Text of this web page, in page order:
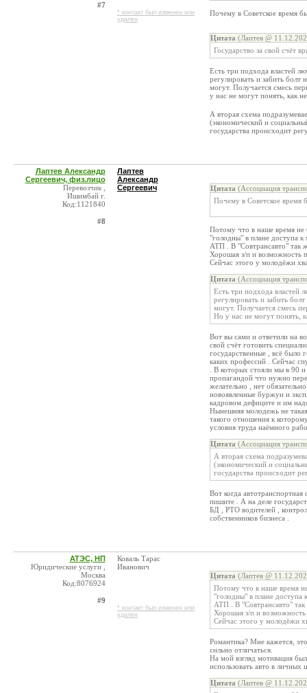
#7
* контакт был изменен или
удален
Почему в Советское время
Цитата (Лаптев @
Государство за свой счёт
Есть три подхода властей
регулировать и забить болт
могут. Получается смесь
у нас не могут понять, как
А вторая схема
(экономический и
государства происходит
Лаптев Александр
Сергеевич, физ.лицо
Перевозчик ,
Ишимбай г.
Код:1121840
#8
Лаптев
Александр
Сергеевич
Цитата (Ассоциация
Почему в Советское время
Потому что в наше время
"голодны" в плане доступа к
АТП . В "Совтрансавто" так
Хорошая з/п и возможность
Сейчас этого у молодёжи
Цитата (Ассоциация
Есть три подхода властей
регулировать и забить
могут. Получается смесь
Но у нас не могут понять,
Вот вы сами и ответили на
свой счёт готовить
государственные , всё было
каких профессий . Сейчас
. В которых стояли мы в 90
пропагандой что нужно
желательно , нет
новоявленные буржуи и
кадровом дефиците и им
Нынешняя молодежь не
такого отношения к
условия труда наёмного
Цитата (Ассоциация
А вторая схема
(экономический и
государства происходит
Вот когда
пишите . А на деле
БД , РТО водителей ,
собственников бизнеса .
АТЭС, НП
Юридические услуги ,
Москва
Код:8076924
#9
Коваль Тарас
Иванович
* контакт был изменен или
удален
Цитата (Лаптев @
Потому что в наше время
"голодны" в плане доступа
АТП . В "Совтрансавто" так
Хорошая з/п и
Сейчас этого у молодёжи
Романтика? Мне кажется,
сильно отличаться.
На мой взгляд мотивация
использовать авто в личных
Цитата (Лаптев @